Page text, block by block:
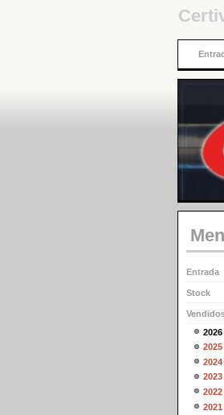
Entrada
Stock
2026
2025
2024
2023
2022
2021